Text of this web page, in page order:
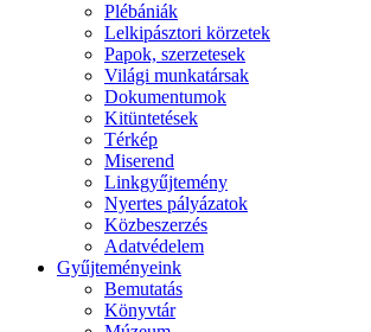
Plébániák
Lelkipásztori körzetek
Papok, szerzetesek
Világi munkatársak
Dokumentumok
Kitüntetések
Térkép
Miserend
Linkgyűjtemény
Nyertes pályázatok
Közbeszerzés
Adatvédelem
Gyűjteményeink
Bemutatás
Könyvtár